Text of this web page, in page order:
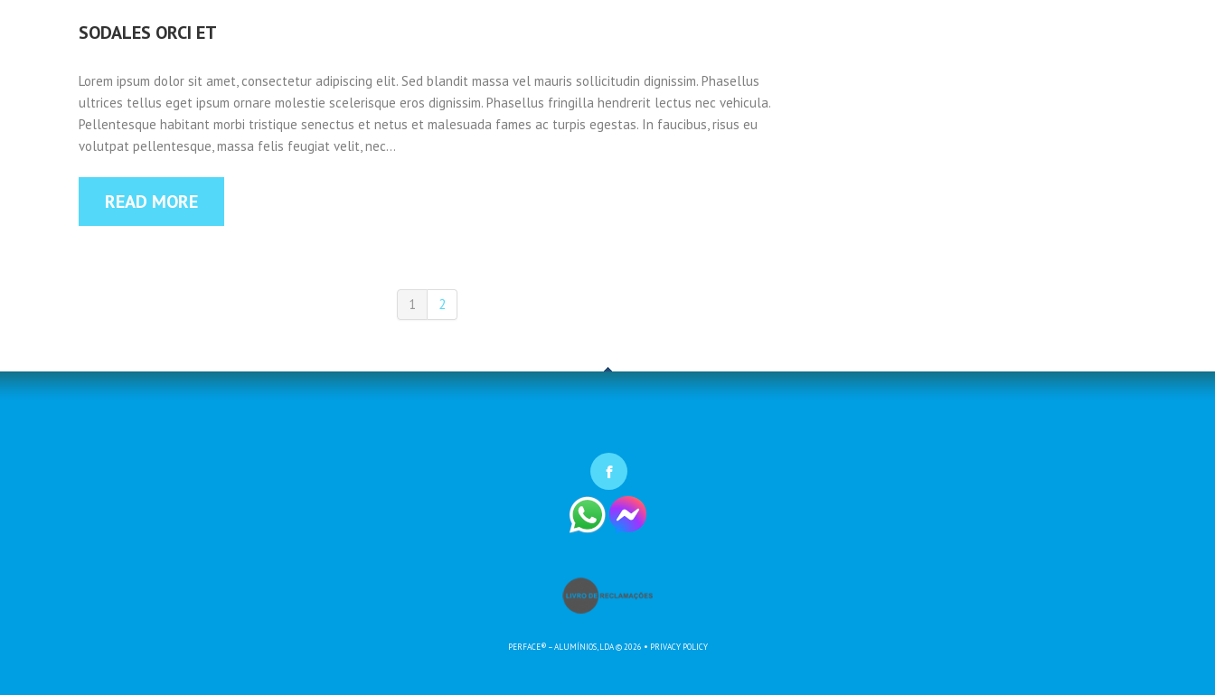
SODALES ORCI ET
Lorem ipsum dolor sit amet, consectetur adipiscing elit. Sed blandit massa vel mauris sollicitudin dignissim. Phasellus
ultrices tellus eget ipsum ornare molestie scelerisque eros dignissim. Phasellus fringilla hendrerit lectus nec vehicula.
Pellentesque habitant morbi tristique senectus et netus et malesuada fames ac turpis egestas. In faucibus, risus eu
volutpat pellentesque, massa felis feugiat velit, nec…
READ MORE
1 2
PERFACE® – ALUMÍNIOS, LDA© 2026 • PRIVACY POLICY